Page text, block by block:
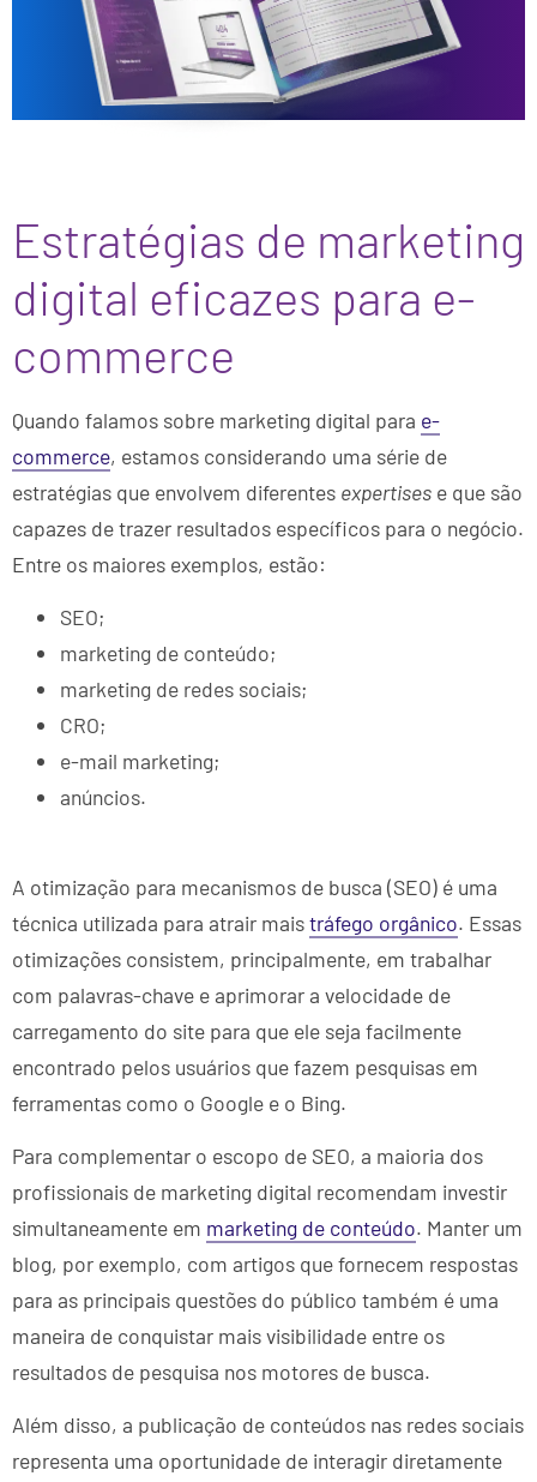
Estratégias de marketing
digital eficazes para e-
commerce
Quando falamos sobre marketing digital para e-
commerce, estamos considerando uma série de
estratégias que envolvem diferentes expertises e que são
capazes de trazer resultados específicos para o negócio.
Entre os maiores exemplos, estão:
SEO;
marketing de conteúdo;
marketing de redes sociais;
CRO;
e-mail marketing;
anúncios.
A otimização para mecanismos de busca (SEO) é uma
técnica utilizada para atrair maistráfego orgânico. Essas
otimizações consistem, principalmente, em trabalhar
com palavras-chave e aprimorar a velocidade de
carregamento do site para que ele seja facilmente
encontrado pelos usuários que fazem pesquisas em
ferramentas como o Google e o Bing.
Para complementar o escopo de SEO, a maioria dos
profissionais de marketing digital recomendam investir
simultaneamente em marketing de conteúdo. Manter um
blog, por exemplo, com artigos que fornecem respostas
para as principais questões do público também é uma
maneira de conquistar mais visibilidade entre os
resultados de pesquisa nos motores de busca.
Além disso, a publicação de conteúdos nas redes sociais
representa uma oportunidade de interagir diretamente